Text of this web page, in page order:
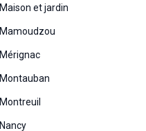
Maison et jardin
Mamoudzou
Mérignac
Montauban
Montreuil
Nancy